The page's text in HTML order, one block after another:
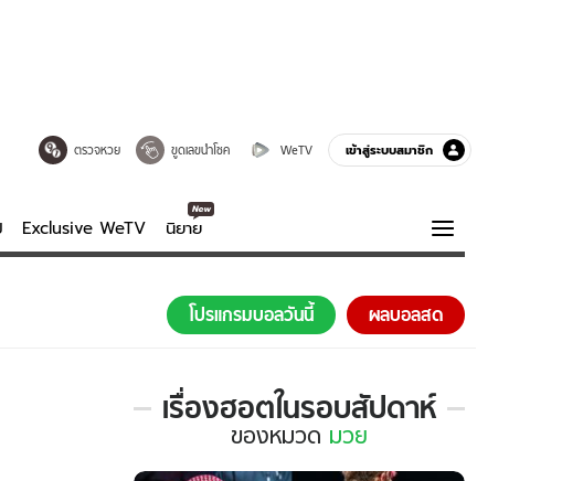
ตรวจหวย ขูดเลขนำโชค WeTV เข้าสู่ระบบสมาชิก
Exclusive WeTV นิยาย
ความรู้รอบตัว
ฮาวทู
โปรแกรมบอลวันนี้ ผลบอลสด
เรื่องฮอตในรอบสัปดาห์
เรื่อง
ใน
ของหมวด มวย